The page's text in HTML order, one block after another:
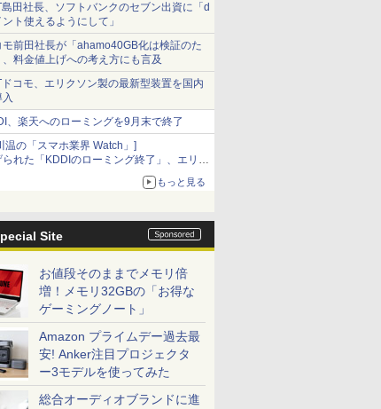
島田社長、ソフトバンクのセブン出資に「d
ト使えるようにして」
モ前田社長が「ahamo40GB化は検証のた
、料金値上げへの考え方にも言及
ドコモ、エリクソン製の最新型装置を国内
、楽天へのローミングを9月末で終了
温の「スマホ業界 Watch」]
られた「KDDIのローミング終了」、エリア
プの落とし穴と楽天モバイルの課題
もっと見る
Site
お値段そのままでメモリ倍
増！メモリ32GBの「お得な
ゲーミングノート」
Amazon プライムデー過去最
安! Anker注目プロジェクタ
ー3モデルを使ってみた
総合オーディオブランドに進